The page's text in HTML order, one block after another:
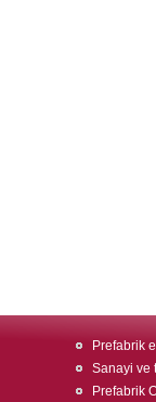
Prefabrik
Sanayi ve
Prefabrik